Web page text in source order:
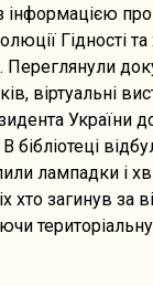
інформацією
Гідності
Переглянули
віртуальні
України
бібліотеці
лампадки і
хто загинув за
територіальну